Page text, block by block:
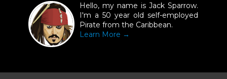
Hello, my name is Jack Sparrow.
I'm a 50 year old self-employed
Pirate from the Caribbean.
Learn More →